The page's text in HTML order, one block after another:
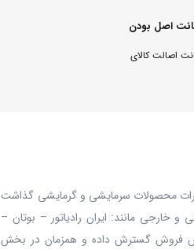
اصل بودن
اصالت کالای
فروش و تعمیرات محصولات سرمایشی و گرمایشی گذاشت
خارجی مانند: ایران رادیاتور – بوتان –
فروش گسترش داده و همزمان در بخش